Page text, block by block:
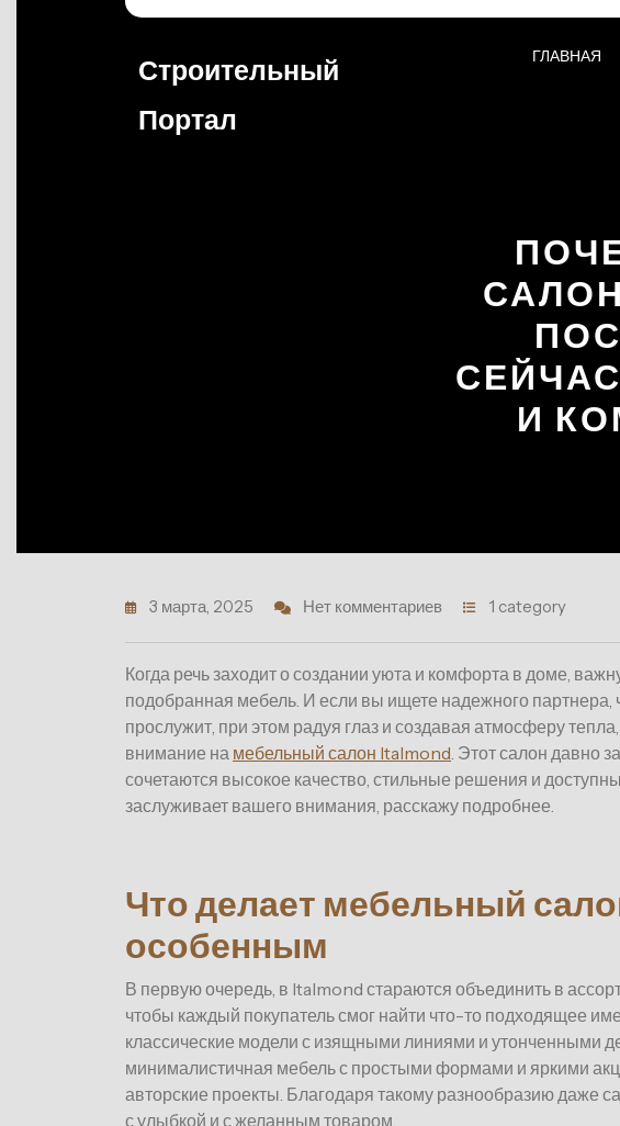
Строительный
Портал
ГЛАВНАЯ
САЛОН
И
3 марта, 2025 Нет комментариев 1 category
Когда речь заходит о создании уюта и комфорта в доме,
подобранная мебель. И если вы ищете надежного партнера,
прослужит, при этом радуя глаз и создавая атмосферу
внимание на мебельный салон Italmond. Этот салон давно
сочетаются высокое качество, стильные решения и
заслуживает вашего внимания, расскажу подробнее.
Что делает мебельный
особенным
В первую очередь, в Italmond стараются объединить в
чтобы каждый покупатель смог найти что-то подходящее
классические модели с изящными линиями и утонченными
минималистичная мебель с простыми формами и яркими
авторские проекты. Благодаря такому разнообразию даже
с улыбкой и с желанным товаром.